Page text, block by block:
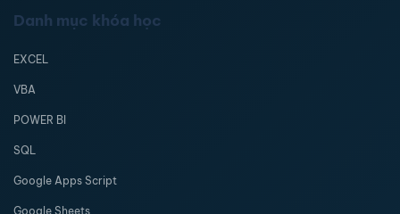
Danh mục khóa học
EXCEL
VBA
POWER BI
SQL
Google Apps Script
Google Sheets